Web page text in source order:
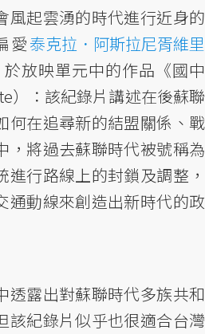
風起雲湧的時代進行近身的
愛泰克拉．阿斯拉尼胥維里
於放映單元中的作品《國中
）：該紀錄片講述在後蘇聯
何在追尋新的結盟關係、戰
，將過去蘇聯時代被號稱為
進行路線上的封鎖及調整，
通動線來創造出新時代的政
透露出對蘇聯時代多族共和
該紀錄片似乎也很適合台灣